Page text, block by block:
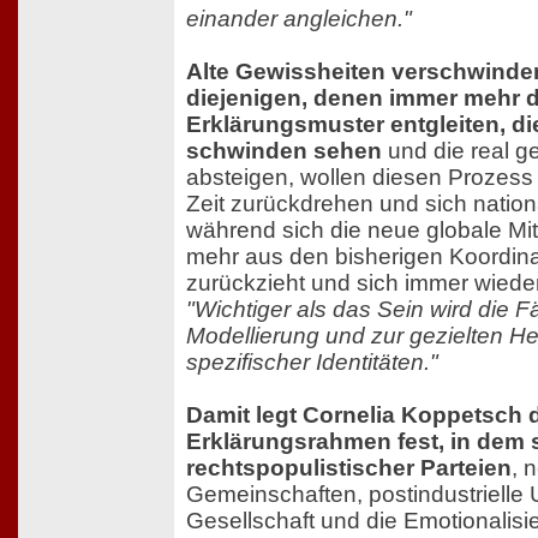
einander angleichen."
Alte Gewissheiten
diejenigen, denen immer mehr
Erklärungsmuster entgleiten,
schwinden sehen und die real
absteigen, wollen diesen
Zeit zurückdrehen und sich
während sich die neue globale
mehr aus den bisherigen
zurückzieht und sich immer
"Wichtiger als das Sein wird die
Modellierung und zur gezielten
spezifischer Identitäten."
Damit legt Cornelia Koppetsch
Erklärungsrahmen fest, in dem
rechtspopulistischer Parteien,
Gemeinschaften, postindustrielle
Gesellschaft und die